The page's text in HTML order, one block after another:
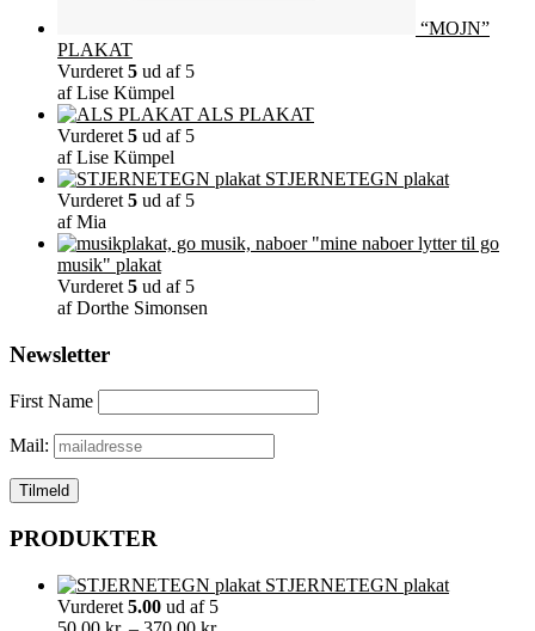
“MOJN”
PLAKAT
Vurderet 5 ud af 5
af Lise Kümpel
ALS PLAKAT
Vurderet 5 ud af 5
af Lise Kümpel
STJERNETEGN plakat
Vurderet 5 ud af 5
af Mia
"mine naboer lytter til go
musik" plakat
Vurderet 5 ud af 5
af Dorthe Simonsen
Newsletter
First Name
Mail:
PRODUKTER
STJERNETEGN plakat
Vurderet 5.00 ud af 5